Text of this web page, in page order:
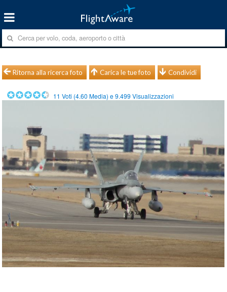
Ritorna alla ricerca foto Carica le tue foto Condividi
11 Voti (4.60 Media) e9.499 Visualizzazioni